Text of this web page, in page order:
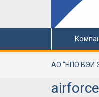
АО "НПО ВЭИ
airforce